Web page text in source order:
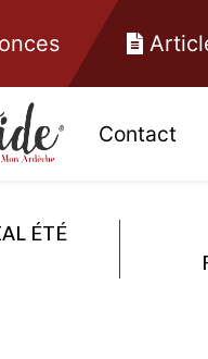
Contact
ÉTÉ